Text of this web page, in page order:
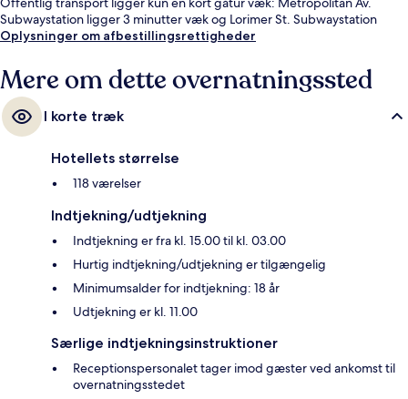
Subwaystation ligger 3 minutter væk og Lorimer St. Subwaystation
(Metropolitan St.) ligger 6 minutter derfra.
Oplysninger om afbestillingsrettigheder
Mere om dette overnatningssted
I korte træk
Hotellets størrelse
118 værelser
Indtjekning/udtjekning
Indtjekning er fra kl. 15.00 til kl. 03.00
Hurtig indtjekning/udtjekning er tilgængelig
Minimumsalder for indtjekning: 18 år
Udtjekning er kl. 11.00
Særlige indtjekningsinstruktioner
Receptionspersonalet tager imod gæster ved ankomst til
overnatningsstedet